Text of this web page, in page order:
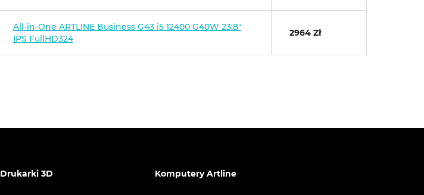
All-in-One ARTLINE Business G43 i5 12400 G40W 23.8"
IPS FullHD324
2964 Zł
Drukarki 3D Komputery Artline